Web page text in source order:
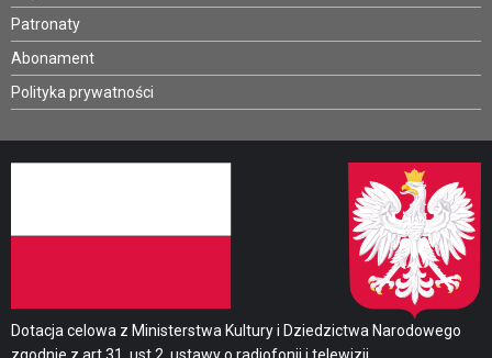
Patronaty
Abonament
Polityka prywatności
Dotacja celowa z Ministerstwa Kultury i Dziedzictwa Narodowego